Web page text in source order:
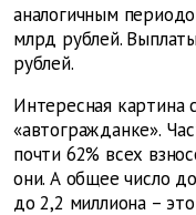
аналогичным
млрд рублей.
рублей.
Интересная картина
«автогражданке».
почти 62% всех
они. А общее число
до 2,2 миллиона –